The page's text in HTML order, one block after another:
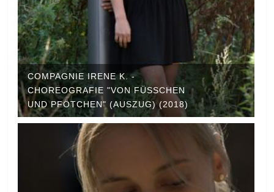
COMPAGNIE IRENE K. -
CHOREOGRAFIE "VON FÜSSCHEN U
ND PFÖTCHEN" (AUSZUG) (2018)